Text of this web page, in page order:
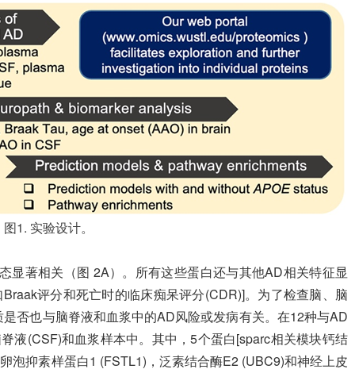
图1. 实验设计。
显著相关（图 2A）。所有这些蛋白还与其他AD相关特征显
评分和死亡时的临床痴呆评分(CDR)]。为了检查脑、脑
否也与脑脊液和血浆中的AD风险或发病有关。在12种与AD
液(CSF)和血浆样本中。其中，5个蛋白[sparc相关模块钙结
泡抑素样蛋白1 (FSTL1)，泛素结合酶E2 (UBC9)和神经上皮